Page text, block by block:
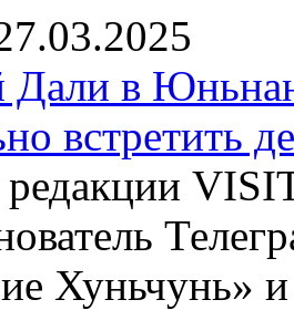
Дали в
встретить
редакции
Хуньчунь»